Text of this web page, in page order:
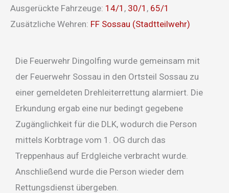
Ausgerückte Fahrzeuge: 14/1 , 30/1 , 65/1
Zusätzliche Wehren: FF Sossau (Stadtteilwehr)
Die Feuerwehr Dingolfing wurde gemeinsam mit
der Feuerwehr Sossau in den Ortsteil Sossau zu
einer gemeldeten Drehleiterrettung alarmiert. Die
Erkundung ergab eine nur bedingt gegebene
Zugänglichkeit für die DLK, wodurch die Person
mittels Korbtrage vom 1. OG durch das
Treppenhaus auf Erdgleiche verbracht wurde.
Anschließend wurde die Person wieder dem
Rettungsdienst übergeben.